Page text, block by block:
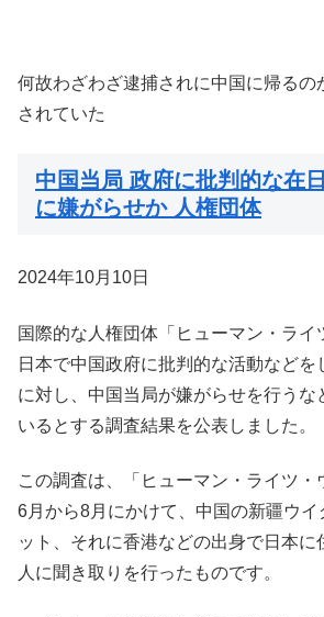
何故わざわざ逮捕されに中国に帰るの
されていた
中国当局 政府に批判的な在
に嫌がらせか 人権団体
2024年10月10日
国際的な人権団体「ヒューマン・ライ
日本で中国政府に批判的な活動などを
に対し、中国当局が嫌がらせを行うな
いるとする調査結果を公表しました。
この調査は、「ヒューマン・ライツ・
6月から8月にかけて、中国の新疆ウイ
ット、それに香港などの出身で日本に
人に聞き取りを行ったものです。